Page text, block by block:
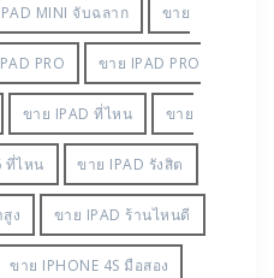
MINI จับฉลาก ขาย
PRO ขาย IPAD PRO
ขาย IPAD ที่ไหน ขาย
ที่ไหน ขาย IPAD รังสิต
ง ขาย IPAD ร้านไหนดี
ขาย IPHONE 4S มือสอง